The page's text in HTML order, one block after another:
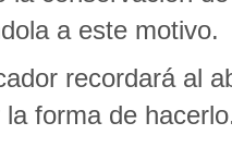
a este motivo.
recordará al
forma de